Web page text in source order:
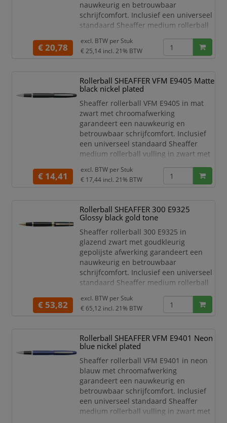
nauwkeurig en betrouwbaar
schrijfcomfort. Inclusief een universeel
standaard Sheaffer medium rollerball
punt en keramische bal. De populaire
Sheaffer rollerball VFM maakt indruk
silhouet en is een combinatie van
moderne elegantie en de hoogste
kwaliteit. De wereldwijd erkende w
€ 20,78
excl. BTW per Stuk
€ 25,14 incl. 21% BTW
Rollerball SHEAFFER VFM E9405 Matte
black nickel plated
Sheaffer rollerball VFM E9405 in mat
zwart met chroomafwerking
garandeert een nauwkeurig en
betrouwbaar schrijfcomfort. Inclusief
een universeel standaard Sheaffer
medium rollerball vulling in zwart met
De populaire Sheaffer rollerball VFM
maakt indruk met zijn moderne, taps
combinatie van moderne elegantie en
de hoogste kwaliteit. De wereldwijd
erkende witte Sheaffer stip, die
€ 14,41
excl. BTW per Stuk
€ 17,44 incl. 21% BTW
Rollerball SHEAFFER 300 E9325
Glossy black gold tone
Sheaffer rollerball 300 E9325 in
glazend zwart met goudkleurig
gepolijste afwerking garandeert een
nauwkeurig en betrouwbaar
schrijfcomfort. Inclusief een universeel
standaard Sheaffer medium rollerball
punt en keramische bal. De Sheaffer
rollerball 300 met iconische clip met
met een indrukwekkend,
gestructureerd profiel en uitmuntende
schrijfprestaties en overbrugt moedig
€ 53,82
excl. BTW per Stuk
€ 65,12 incl. 21% BTW
Rollerball SHEAFFER VFM E9401 Neon
blue nickel plated
Sheaffer rollerball VFM E9401 in neon
blauw met chroomafwerking
garandeert een nauwkeurig en
betrouwbaar schrijfcomfort. Inclusief
een universeel standaard Sheaffer
medium rollerball vulling in zwart met